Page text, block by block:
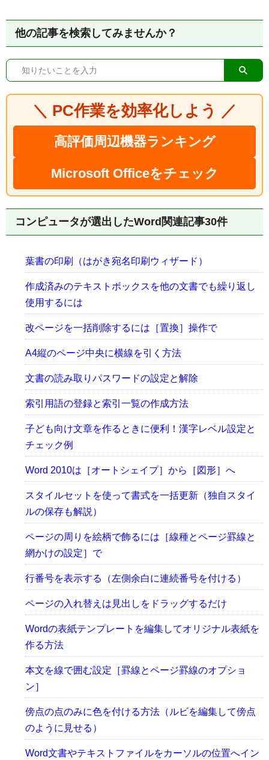
他の記事を検索してみませんか？
＼ PC作業を効率化しよう ／
高評価周辺機器ランキング
Microsoft Officeをチェック
コンピュータが選出したWord関連記事30件
葉書の印刷（はがき宛名印刷ウィザード）
作成済みのテキストボックスを他の文書でも繰り返し
使用するには
改ページを一括削除するには［置換］操作で
A4縦のページ中央に横線を引く方法
文書の読み取りパスワードの設定と解除
索引用語の登録と索引一覧の作成方法
子ども向け文章を作るときに便利！漢字レベル設定と
チェック例
Word 2010は［オートシェイプ］から［図形］へ
スタイルセットを使って書式を一括更新（独自スタイ
ルの保存も解説）
ページの周りを絵柄で飾るには［線種とページ罫線と
網かけの設定］で
行番号を表示する（左側余白に連続番号を付ける）
ページの入れ替えは見出しをドラッグするだけ
Wordの表紙テンプレートを編集してオリジナル表紙を
作る方法
本文を線で囲む設定［罫線とページ罫線のオプショ
ン］
傍点の点のみに色を付ける方法（ルビを編集して傍点
のように見せる）
Word文書やテキストファイルをカーソルの位置へイン